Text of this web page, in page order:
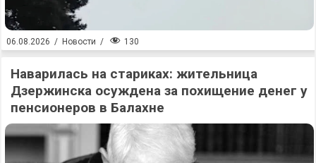
06.08.2026 / Новости / 130
Наварилась на стариках: жительница
Дзержинска осуждена за похищение денег у
пенсионеров в Балахне